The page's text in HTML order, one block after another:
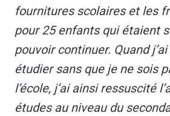
fournitures scolaires et les
pour 25 enfants qui étaient
pouvoir continuer. Quand
étudier sans que je ne sois
l’école, j’ai ainsi ressuscité
études au niveau du